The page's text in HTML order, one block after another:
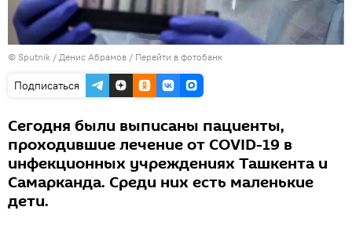
© Sputnik / Денис Абрамов / Перейти в фотобанк
Подписаться
Сегодня были выписаны пациенты,
проходившие лечение от COVID-19 в
инфекционных учреждениях Ташкента и
Самарканда. Среди них есть маленькие
дети.